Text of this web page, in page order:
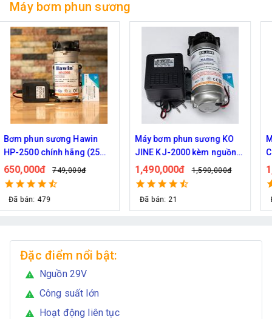
Máy bơm phun sương
Máy bơm phun sương KO
JINE KJ-2000 kèm nguồn
36V hỗ trợ 70 béc
1,490,000đ 1,590,000đ
Đã bán: 21
Máy bơm Kazuma 370W -
Chuyên phun sương tưới
cây
1,090,000đ 1,200,000đ
Đã bán: 34
Đặc điểm nổi bật:
warning Nguồn 29V
warning Công suất lớn
warning Hoạt động liên tục